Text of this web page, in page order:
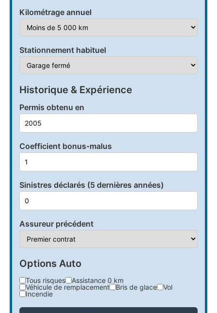
Kilométrage annuel
Stationnement habituel
Historique & Expérience
Permis obtenu en
Coefficient bonus-malus
Sinistres déclarés (5 dernières années)
Assureur précédent
Options Auto
Tous risques
Assistance 0 km
Véhicule de remplacement
Bris de glace
Vol
Incendie